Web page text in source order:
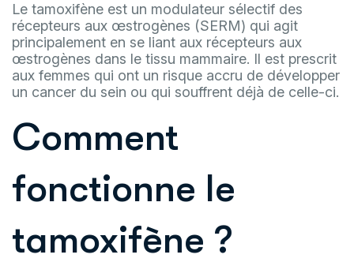
Le tamoxifène est un modulateur sélectif des
récepteurs aux œstrogènes (SERM) qui agit
principalement en se liant aux récepteurs aux
œstrogènes dans le tissu mammaire. Il est prescrit
aux femmes qui ont un risque accru de développer
un cancer du sein ou qui souffrent déjà de celle-ci.
Comment
fonctionne le
tamoxifène ?